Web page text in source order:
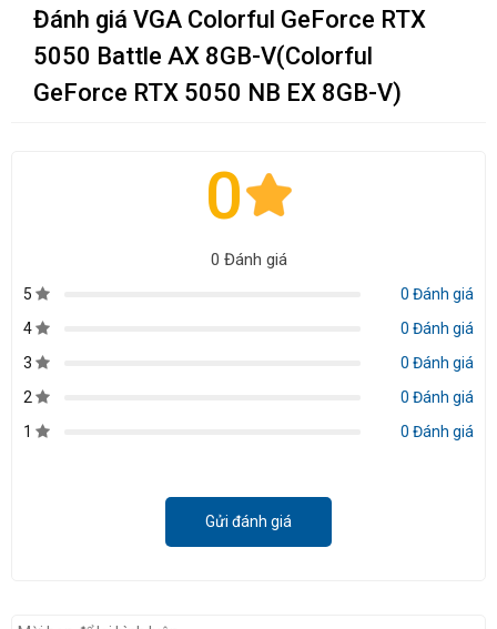
Đánh giá VGA Colorful GeForce RTX
5050 Battle AX 8GB-V(Colorful
GeForce RTX 5050 NB EX 8GB-V)
0
0 Đánh giá
5
0 Đánh giá
4
0 Đánh giá
3
0 Đánh giá
2
0 Đánh giá
1
0 Đánh giá
Gửi đánh giá